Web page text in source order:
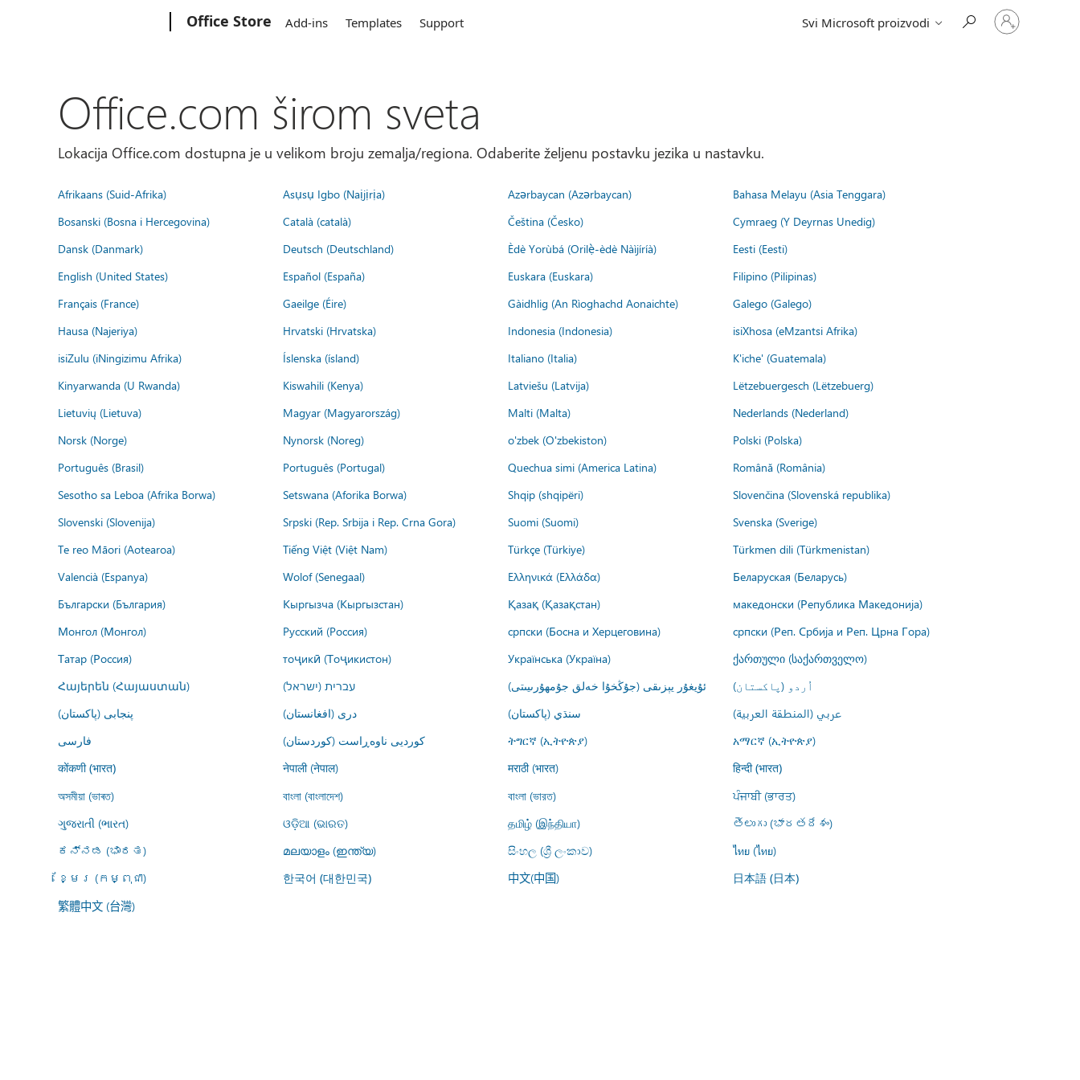
Office Store Add-ins Templates Support Svi Microsoft proizvodi
Prijavite
se
Office.com širom sveta
Lokacija Office.com dostupna je u velikom broju zemalja/regiona. Odaberite željenu postavku jezika u nastavku.
Afrikaans (Suid-Afrika) Asụsụ Igbo (Naịjịrịa) Azərbaycan (Azərbaycan)
Bahasa Melayu (Asia Tenggara)
Bosanski (Bosna i Hercegovina)
Català (català) Čeština (Česko)
Cymraeg (Y Deyrnas Unedig)
Dansk (Danmark)
Deutsch (Deutschland) Èdè Yorùbá (Orilẹ̀-èdè Nàìjíríà)
Eesti (Eesti)
English (United States)
Español (España) Euskara (Euskara)
Filipino (Pilipinas)
Français (France)
Gaeilge (Éire) Gàidhlig (An Rìoghachd Aonaichte)
Galego (Galego)
Hausa (Najeriya)
Hrvatski (Hrvatska) Indonesia (Indonesia)
isiXhosa (eMzantsi Afrika)
isiZulu (iNingizimu Afrika)
Íslenska (ísland) Italiano (Italia)
K'iche' (Guatemala)
Kinyarwanda (U Rwanda)
Kiswahili (Kenya) Latviešu (Latvija)
Lëtzebuergesch (Lëtzebuerg)
Lietuvių (Lietuva)
Magyar (Magyarország) Malti (Malta)
Nederlands (Nederland)
Norsk (Norge)
Nynorsk (Noreg) o'zbek (O'zbekiston)
Polski (Polska)
Português (Brasil)
Português (Portugal) Quechua simi (America Latina)
Română (România)
Sesotho sa Leboa (Afrika Borwa)
Setswana (Aforika Borwa) Shqip (shqipëri)
Slovenčina (Slovenská republika)
Slovenski (Slovenija)
Srpski (Rep. Srbija i Rep. Crna Gora) Suomi (Suomi)
Svenska (Sverige)
Te reo Māori (Aotearoa)
Tiếng Việt (Việt Nam) Türkçe (Türkiye)
Türkmen dili (Türkmenistan)
Valencià (Espanya)
Wolof (Senegaal) Ελληνικά (Ελλάδα)
Беларуская (Беларусь)
Български (България)
Кыргызча (Кыргызстан) Қазақ (Қазақстан)
македонски (Република Македонија)
Монгол (Монгол)
Русский (Россия) српски (Босна и Херцеговина)
српски (Реп. Србија и Реп. Црна Гора)
Татар (Россия)
тоҷикӣ (Тоҷикистон) Українська (Україна)
ქართული (საქართველო)
Հայերեն (Հայաստան)
עברית (ישראל) ئۇيغۇر يېزىقى (جۇڭخۇا خەلق جۇمھۇرىيىتى)
اُردو (پاکستان)
پنجابی (پاکستان)
درى (افغانستان) سنڌي (پاکستان)
عربي (المنطقة العربية)
فارسى
کوردیی ناوەڕاست (کوردستان) ትግርኛ (ኢትዮጵያ) አማርኛ (ኢትዮጵያ)
कोंकणी (भारत) नेपाली (नेपाल) मराठी (भारत) हिन्दी (भारत)
অসমীয়া (ভাৰত) বাংলা (বাংলাদেশ) বাংলা (ভারত)
ਪੰਜਾਬੀ (ਭਾਰਤ)
ગુજરાતી (ભારત)
ଓଡ଼ିଆ (ଭାରତ) தமிழ் (இந்தியா)
తెలుగు (భారతదేశం)
ಕನ್ನಡ (ಭಾರತ)
മലയാളം (ഇന്ത്യ) සිංහල (ශ්‍රී ලංකාව)
ไทย (ไทย)
ខ្មែរ (កម្ពុជា)
한국어 (대한민국) 中文(中国) 日本語 (日本)
繁體中文 (台灣)